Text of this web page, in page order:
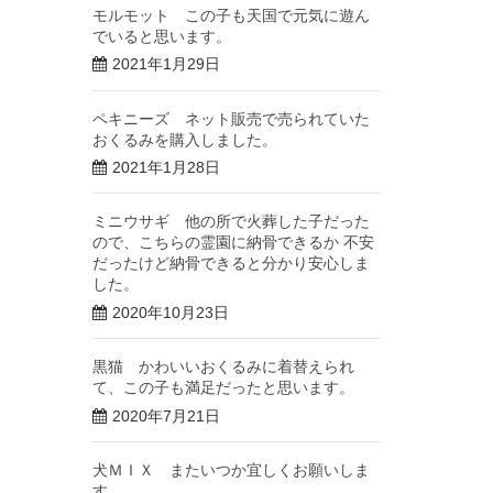
モルモット この子も天国で元気に遊ん
でいると思います。
2021年1月29日
ペキニーズ ネット販売で売られていた
おくるみを購入しました。
2021年1月28日
ミニウサギ 他の所で火葬した子だった
ので、こちらの霊園に納骨できるか 不安
だったけど納骨できると分かり安心しま
した。
2020年10月23日
黒猫 かわいいおくるみに着替えられ
て、この子も満足だったと思います。
2020年7月21日
犬ＭＩＸ またいつか宜しくお願いしま